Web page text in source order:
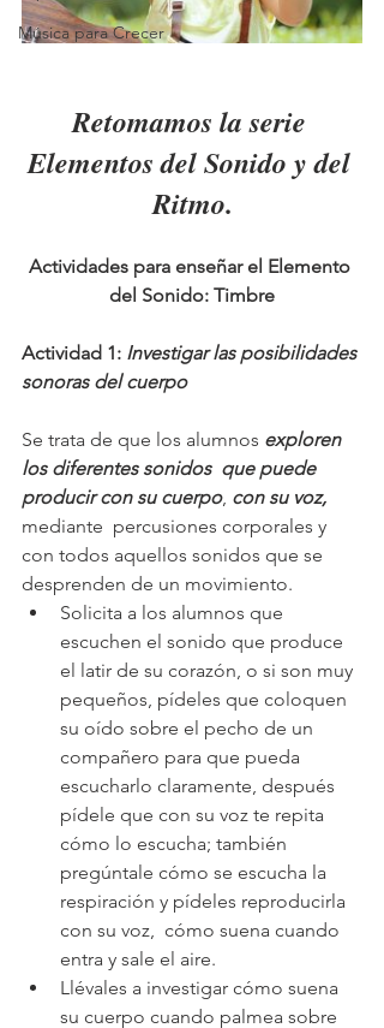
Música para Crecer
Retomamos la serie
Elementos del Sonido y del
Ritmo.
Actividades para enseñar el Elemento
del Sonido: Timbre
Actividad 1: Investigar las posibilidades
sonoras del cuerpo
Se trata de que los alumnos exploren
los diferentes sonidos  que puede
producir con su cuerpo, con su voz,
mediante  percusiones corporales y
con todos aquellos sonidos que se
desprenden de un movimiento.
Solicita a los alumnos que
escuchen el sonido que produce
el latir de su corazón, o si son muy
pequeños, pídeles que coloquen
su oído sobre el pecho de un
compañero para que pueda
escucharlo claramente, después
pídele que con su voz te repita
cómo lo escucha; también
pregúntale cómo se escucha la
respiración y pídeles reproducirla
con su voz,  cómo suena cuando
entra y sale el aire.
Llévales a investigar cómo suena
su cuerpo cuando palmea sobre